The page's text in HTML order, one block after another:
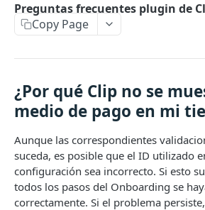
Introducción a Checkout
Consulta el estado de un link de
Webhooks
API de Checkout V1 (deprecada)
Crear un nuevo link de pago
Preguntas frecuentes plugin de
Copy Page
¿Por qué Clip no se
medio de pago en mi
Aunque las correspondientes
suceda, es posible que el ID utilizado
configuración sea incorrecto. Si esto
todos los pasos del Onboarding se
correctamente. Si el problema